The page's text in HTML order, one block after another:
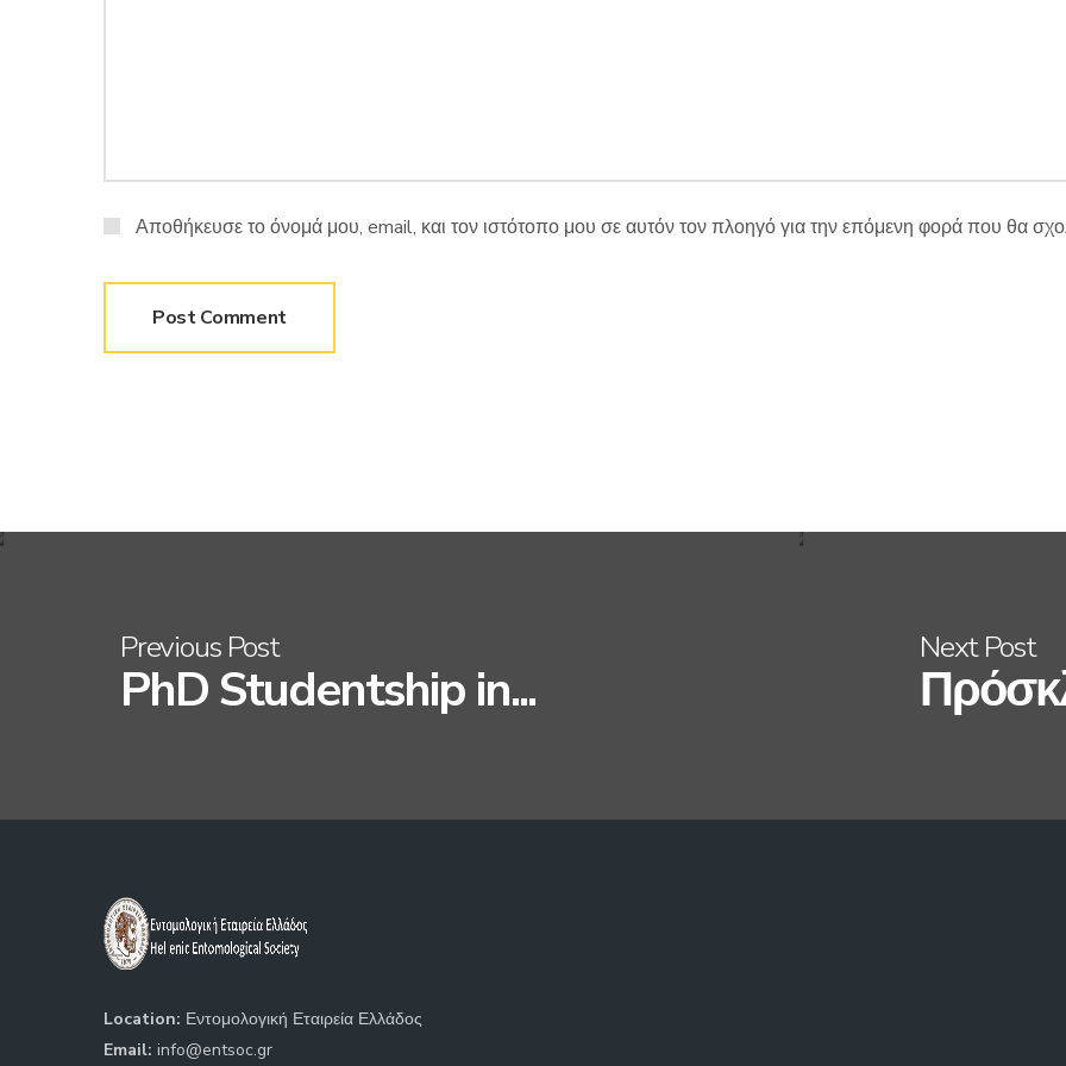
Αποθήκευσε το όνομά μου, email, και τον ιστότοπο μου σε αυτόν τον πλοηγό για την επόμενη φορά που θα
Previous Post
PhD Studentship in...
Next Post
Location: Εντομολογική Εταιρεία Ελλάδος
Email: info@entsoc.gr